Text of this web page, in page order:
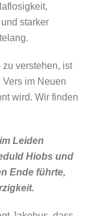
starker
verstehen, ist
im Neuen
wird. Wir finden
Leiden
Hiobs und
Ende führte,